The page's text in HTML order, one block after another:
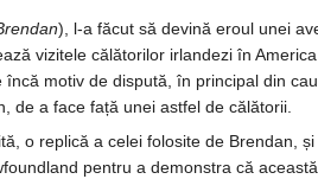
), l-a făcut să devină eroul unei
vizitele călătorilor irlandezi în
motiv de dispută, în principal din
de a face față unei astfel de călătorii.
o replică a celei folosite de Brendan,
pentru a demonstra că